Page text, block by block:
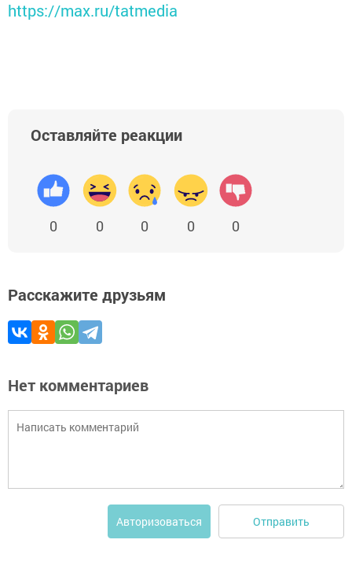
https://max.ru/tatmedia
Оставляйте реакции
0 0 0 0 0
Расскажите друзьям
Нет комментариев
Авторизоваться Отправить